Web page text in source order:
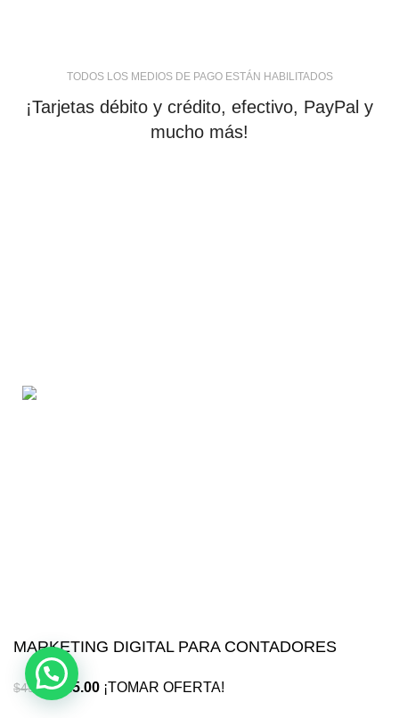
TODOS LOS MEDIOS DE PAGO ESTÁN HABILITADOS
¡Tarjetas débito y crédito, efectivo, PayPal y
mucho más!
MARKETING DIGITAL PARA CONTADORES
$49.99 $25.00 ¡TOMAR OFERTA!